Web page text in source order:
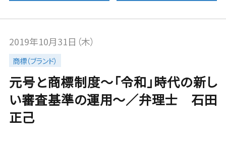
元号と商標制度～「令和」時代の新し
い審査基準の運用～／弁理士 石田
正己
2019年10月31日（木）
商標（ブランド）